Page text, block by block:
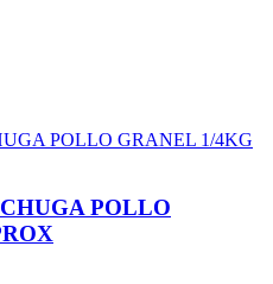
POLLO